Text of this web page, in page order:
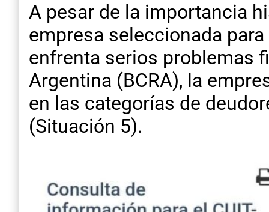
A pesar de la importancia
empresa seleccionada
enfrenta serios problemas
Argentina (BCRA), la
en las categorías de
(Situación 5).